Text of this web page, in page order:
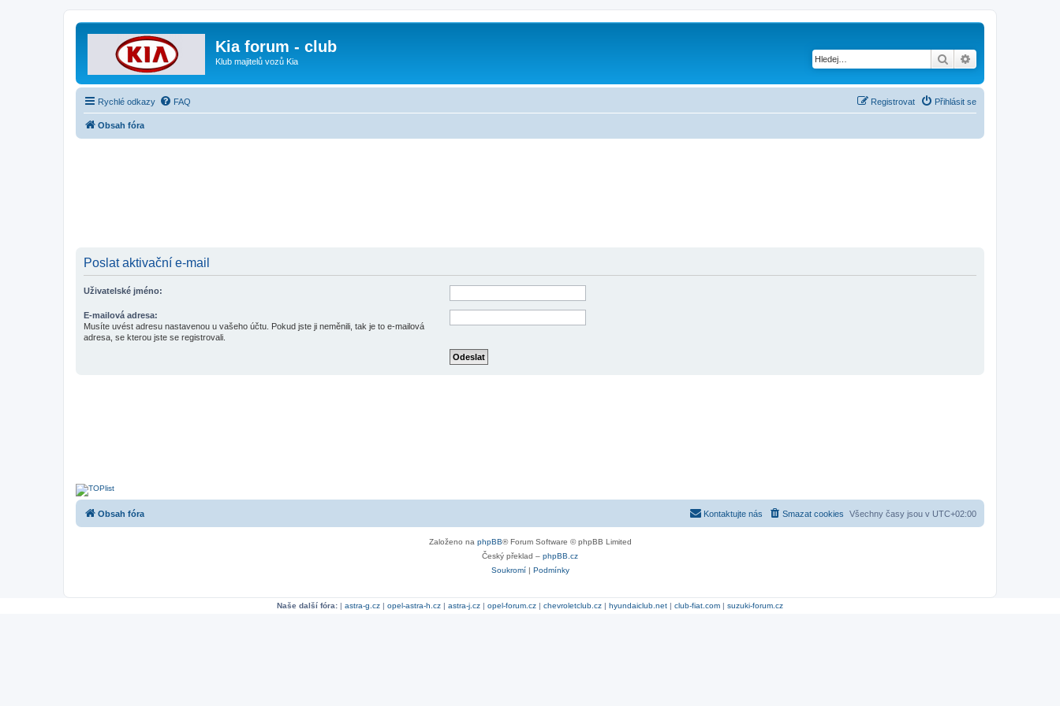
Kia forum - club
Klub majitelů vozů Kia Hledat
Rychlé odkazy FAQ Přihlásit se
Registrovat
Obsah fóra
Poslat aktivační e-mail
Uživatelské jméno:
E-mailová adresa:
Musíte uvést adresu nastavenou u vašeho účtu. Pokud jste ji neměnili, tak je to e-mailová
adresa, se kterou jste se registrovali.
Obsah fóra Všechny časy jsou v UTC+02:00
Smazat cookies
Kontaktujte nás
Založeno na phpBB® Forum Software © phpBB Limited
Český překlad – phpBB.cz
Soukromí| Podmínky
Naše další fóra: | astra-g.cz | opel-astra-h.cz | astra-j.cz | opel-forum.cz | chevroletclub.cz | hyundaiclub.net | club-fiat.com | suzuki-forum.cz